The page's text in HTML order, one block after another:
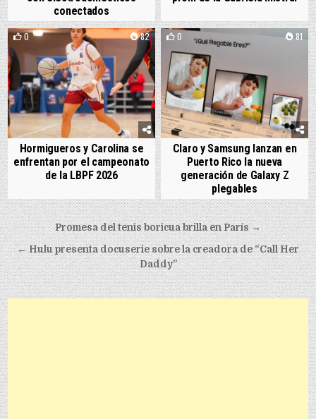
conectados
0 82
Hormigueros y Carolina se
enfrentan por el campeonato
de la LBPF 2026
0 81
Claro y Samsung lanzan en
Puerto Rico la nueva
generación de Galaxy Z
plegables
Post navigation
Promesa del tenis boricua brilla en París →
← Hulu presenta docuserie sobre la creadora de “Call Her
Daddy”